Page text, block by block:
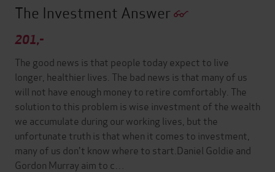
The Investment Answer
201,-
The good news is that people today expect to live
longer, healthier lives. The bad news is that many of us
will not have enough money to retire comfortably. The
solution to this problem is wise investment of the wealth
we accumulate during our working lives, but the
unfortunate truth is that when it comes to investment,
many of us don't know where to start.Daniel Goldie and
Gordon Murray aim to c…